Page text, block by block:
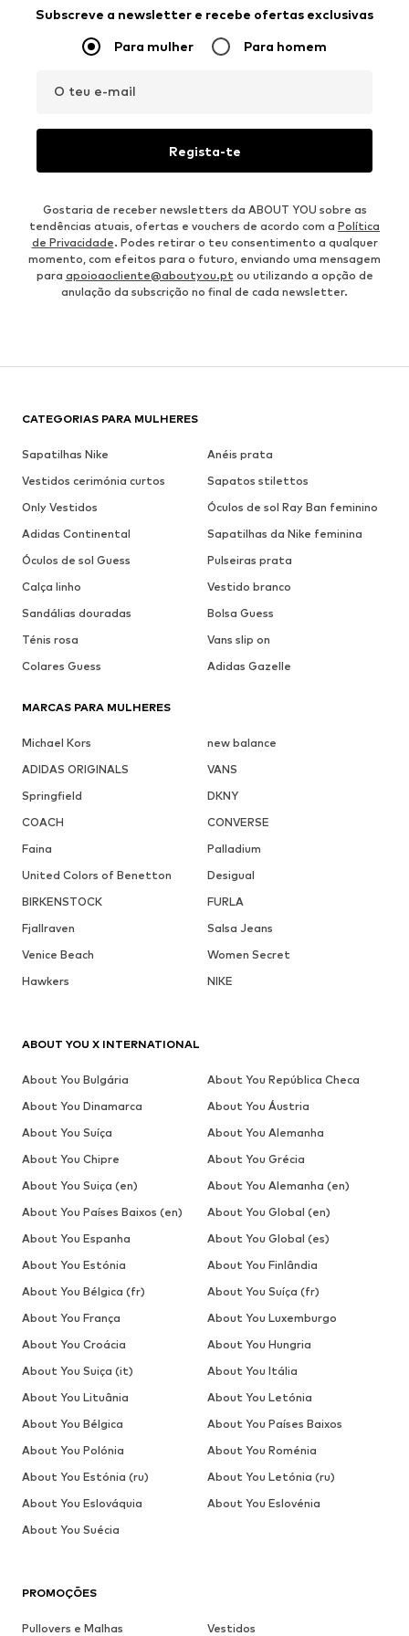
Subscreve a newsletter e recebe ofertas exclusivas
Para mulher Para homem
O teu e-mail
Regista-te
Gostaria de receber newsletters da ABOUT YOU sobre as
tendências atuais, ofertas e vouchers de acordo com a Política
de Privacidade. Podes retirar o teu consentimento a qualquer
momento, com efeitos para o futuro, enviando uma mensagem
para apoioaocliente@aboutyou.ptou utilizando a opção de
anulação da subscrição no final de cada newsletter.
CATEGORIAS PARA MULHERES
Sapatilhas Nike
Anéis prata
Vestidos cerimónia curtos
Sapatos stilettos
Only Vestidos
Óculos de sol Ray Ban feminino
Adidas Continental
Sapatilhas da Nike feminina
Óculos de sol Guess
Pulseiras prata
Calça linho
Vestido branco
Sandálias douradas
Bolsa Guess
Ténis rosa
Vans slip on
Colares Guess
Adidas Gazelle
MARCAS PARA MULHERES
Michael Kors
new balance
ADIDAS ORIGINALS
VANS
Springfield
DKNY
COACH
CONVERSE
Faina
Palladium
United Colors of Benetton
Desigual
BIRKENSTOCK
FURLA
Fjallraven
Salsa Jeans
Venice Beach
Women Secret
Hawkers
NIKE
PROMOÇÕES
Pullovers e Malhas
Vestidos
ABOUT YOU X INTERNATIONAL
About You Bulgária
About You República Checa
About You Dinamarca
About You Áustria
About You Suíça
About You Alemanha
About You Chipre
About You Grécia
About You Suiça (en)
About You Alemanha (en)
About You Países Baixos (en)
About You Global (en)
About You Espanha
About You Global (es)
About You Estónia
About You Finlândia
About You Bélgica (fr)
About You Suíça (fr)
About You França
About You Luxemburgo
About You Croácia
About You Hungria
About You Suiça (it)
About You Itália
About You Lituânia
About You Letónia
About You Bélgica
About You Países Baixos
About You Polónia
About You Roménia
About You Estónia (ru)
About You Letónia (ru)
About You Eslováquia
About You Eslovénia
About You Suécia